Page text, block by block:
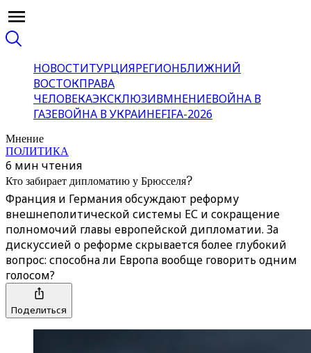
НОВОСТИТУРЦИЯРЕГИОНБЛИЖНИЙ
ВОСТОКПРАВА
ЧЕЛОВЕКАЭКСКЛЮЗИВМНЕНИЕВОЙНА В
ГАЗЕВОЙНА В УКРАИНЕFIFA-2026
Мнение
ПОЛИТИКА
6 мин чтения
Кто забирает дипломатию у Брюсселя?
Франция и Германия обсуждают реформу
внешнеполитической системы ЕС и сокращение
полномочий главы европейской дипломатии. За
дискуссией о реформе скрывается более глубокий
вопрос: способна ли Европа вообще говорить одним
голосом?
Поделиться